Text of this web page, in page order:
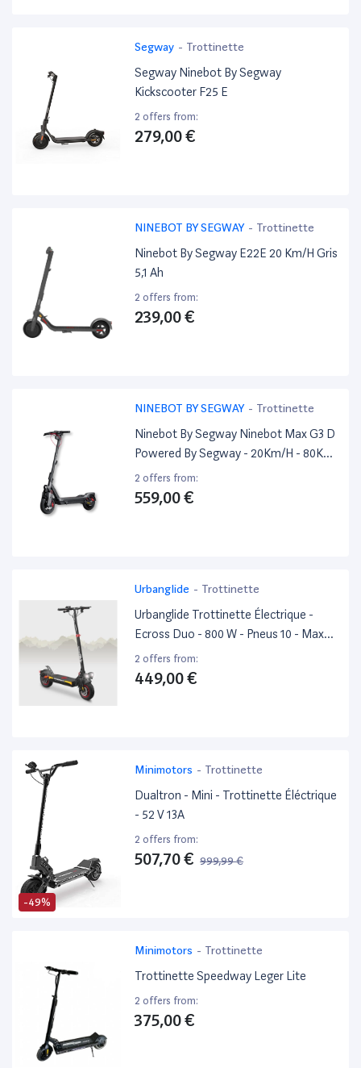
Segway - Trottinette
Segway Ninebot By Segway
Kickscooter F25 E
2 offers from:
279,00 €
NINEBOT BY SEGWAY - Trottinette
Ninebot By Segway E22E 20 Km/H Gris
5,1 Ah
2 offers from:
239,00 €
NINEBOT BY SEGWAY - Trottinette
Ninebot By Segway Ninebot Max G3 D
Powered By Segway - 20Km/H - 80Km
D&#X27;Autonomie
2 offers from:
559,00 €
Urbanglide - Trottinette
Urbanglide Trottinette Électrique -
Ecross Duo - 800 W - Pneus 10 - Max
25 Km/H - Autonomie Jusqu&#X27;A 60
Km - Très Bon État
2 offers from:
449,00 €
-49%
Minimotors - Trottinette
Dualtron - Mini - Trottinette Éléctrique
- 52 V 13A
2 offers from:
507,70 € 999,99 €
Minimotors - Trottinette
Trottinette Speedway Leger Lite
2 offers from:
375,00 €